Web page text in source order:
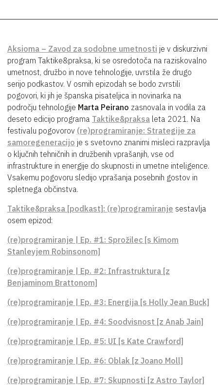
Aksioma – Zavod za sodobne umetnosti je v diskurzivni
program Taktike&praksa, ki se osredotoča na raziskovalno
umetnost, družbo in nove tehnologije, uvrstila že drugo
serijo podkastov. V osmih epizodah se bodo zvrstili
pogovori, ki jih je španska pisateljica in novinarka na
področju tehnologije Marta Peirano zasnovala in vodila za
deseto edicijo programa Taktike&praksa leta 2021. Na
festivalu pogovorov (re)programiranje: Strategije za
samoregeneracijo je s svetovno znanimi misleci razpravlja
o ključnih tehničnih in družbenih vprašanjih, vse od
infrastrukture in energije do skupnosti in umetne inteligence.
Vsakemu pogovoru sledijo vprašanja posebnih gostov in
spletnega občinstva.
Taktike&praksa [podkast]: (re)programiranje sestavlja
osem epizod:
(re)programiranje | Ep. #1: Sprožilec [s Kimom
Stanleyjem Robinsonom]
(re)programiranje | Ep. #2: Infrastruktura [z
Benjaminom Brattonom]
(re)programiranje | Ep. #3: Energija [s Holly Jean Buck]
(re)programiranje | Ep. #4: Soodvisnost [z Anab Jain]
(re)programiranje | Ep. #5: UI [s Kate Crawford]
(re)programiranje | Ep. #6: Oblak [z Joano Moll]
(re)programiranje | Ep. #7: Skupnosti [z Astro Taylor]